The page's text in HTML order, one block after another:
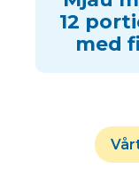
12
med